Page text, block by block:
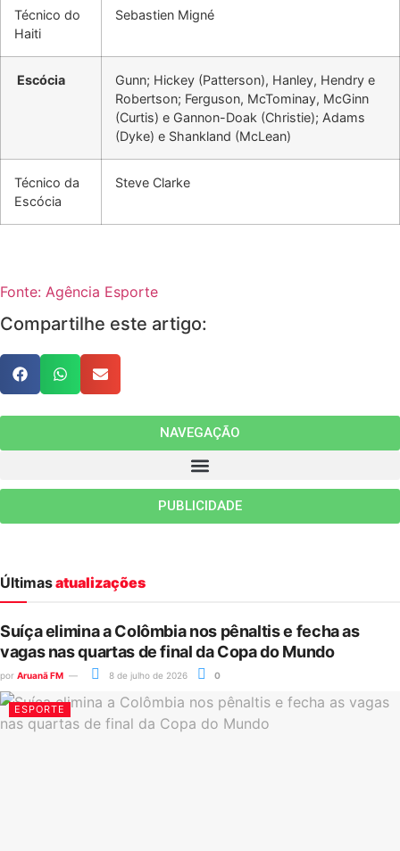
Técnico do
Haiti
Sebastien Migné
Escócia
Gunn; Hickey (Patterson), Hanley, Hendry e
Robertson; Ferguson, McTominay, McGinn
(Curtis) e Gannon-Doak (Christie); Adams
(Dyke) e Shankland (McLean)
Técnico da
Escócia
Steve Clarke
Fonte: Agência Esporte
Compartilhe este artigo:
NAVEGAÇÃO
PUBLICIDADE
Últimasatualizações
Suíça elimina a Colômbia nos pênaltis e fecha as
vagas nas quartas de final da Copa do Mundo
por Aruanã FM 8 de julho de 2026 0
ESPORTE